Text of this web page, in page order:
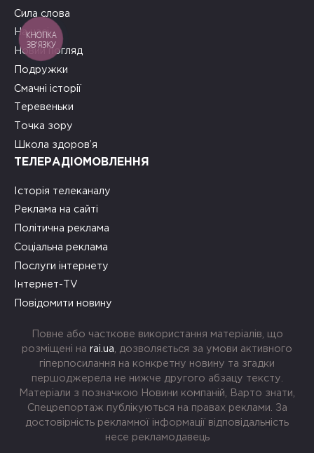
Сила слова
На часі
Новий погляд
Подружки
Смачні історії
Теревеньки
Точка зору
Школа здоров’я
ТЕЛЕРАДІОМОВЛЕННЯ
Історія телеканалу
Реклама на сайті
Політична реклама
Соціальна реклама
Послуги інтернету
Інтернет-TV
Повідомити новину
Повне або часткове використання матеріалів, що
розміщені на rai.ua , дозволяється за умови активного
гіперпосилання на конкретну новину та згадки
першоджерела не нижче другого абзацу тексту.
Матеріали з позначкою Новини компаній, Варто знати,
Спецрепортаж публікуються на правах реклами. За
достовірність рекламної інформації відповідальність
несе рекламодавець
КНОПКА
ЗВ'ЯЗКУ